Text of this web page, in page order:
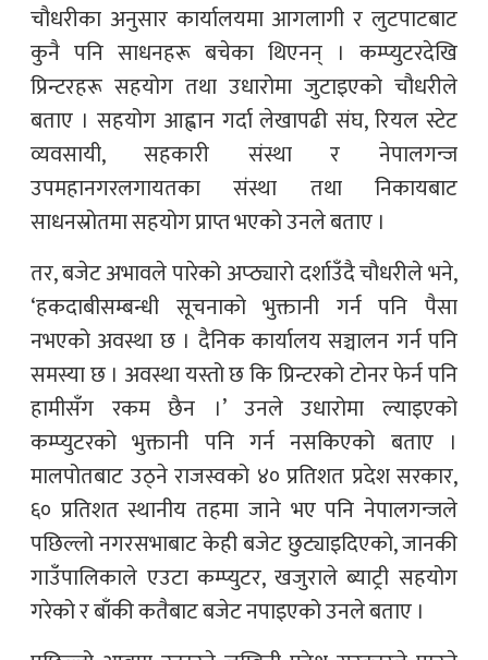
चौधरीका अनुसार कार्यालयमा आगलागी र लुटपाटबाट
कुनै पनि साधनहरू बचेका थिएनन् । कम्प्युटरदेखि
प्रिन्टरहरू सहयोग तथा उधारोमा जुटाइएको चौधरीले
बताए । सहयोग आह्वान गर्दा लेखापढी संघ, रियल स्टेट
व्यवसायी, सहकारी संस्था र नेपालगन्ज
उपमहानगरलगायतका संस्था तथा निकायबाट
साधनस्रोतमा सहयोग प्राप्त भएको उनले बताए ।
तर, बजेट अभावले पारेको अप्ठ्यारो दर्शाउँदै चौधरीले भने,
‘हकदाबीसम्बन्धी सूचनाको भुक्तानी गर्न पनि पैसा
नभएको अवस्था छ । दैनिक कार्यालय सञ्चालन गर्न पनि
समस्या छ । अवस्था यस्तो छ कि प्रिन्टरको टोनर फेर्न पनि
हामीसँग रकम छैन ।’ उनले उधारोमा ल्याइएको
कम्प्युटरको भुक्तानी पनि गर्न नसकिएको बताए ।
मालपोतबाट उठ्ने राजस्वको ४० प्रतिशत प्रदेश सरकार,
६० प्रतिशत स्थानीय तहमा जाने भए पनि नेपालगन्जले
पछिल्लो नगरसभाबाट केही बजेट छुट्याइदिएको, जानकी
गाउँपालिकाले एउटा कम्प्युटर, खजुराले ब्याट्री सहयोग
गरेको र बाँकी कतैबाट बजेट नपाइएको उनले बताए ।